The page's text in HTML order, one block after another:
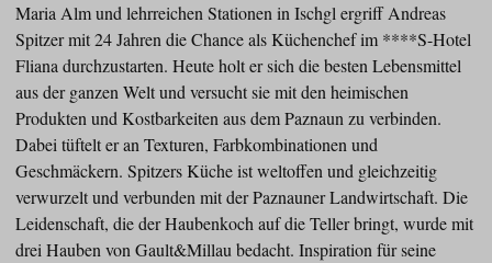
Maria Alm und lehrreichen Stationen in Ischgl ergriff Andreas
Spitzer mit 24 Jahren die Chance als Küchenchef im ****S-Hotel
Fliana durchzustarten. Heute holt er sich die besten Lebensmittel
aus der ganzen Welt und versucht sie mit den heimischen
Produkten und Kostbarkeiten aus dem Paznaun zu verbinden.
Dabei tüftelt er an Texturen, Farbkombinationen und
Geschmäckern. Spitzers Küche ist weltoffen und gleichzeitig
verwurzelt und verbunden mit der Paznauner Landwirtschaft. Die
Leidenschaft, die der Haubenkoch auf die Teller bringt, wurde mit
drei Hauben von Gault&Millau bedacht. Inspiration für seine